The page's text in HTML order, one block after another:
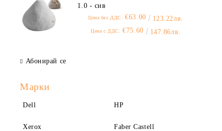
1.0 - сив
Цена без ДДС: €63.00 123.22лв.
Цена с ДДС: €75.60 147.86лв.
Абонирай се
Марки
Dell HP
Xerox Faber Castell